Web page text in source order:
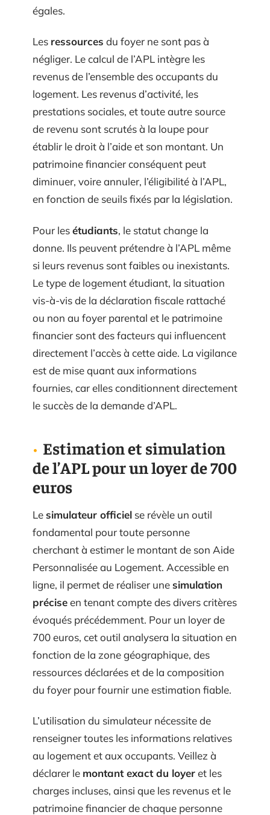
égales.
Les ressources du foyer ne sont pas à
négliger. Le calcul de l’APL intègre les
revenus de l’ensemble des occupants du
logement. Les revenus d’activité, les
prestations sociales, et toute autre source
de revenu sont scrutés à la loupe pour
établir le droit à l’aide et son montant. Un
patrimoine financier conséquent peut
diminuer, voire annuler, l’éligibilité à l’APL,
en fonction de seuils fixés par la législation.
Pour lesétudiants, le statut change la
donne. Ils peuvent prétendre à l’APL même
si leurs revenus sont faibles ou inexistants.
Le type de logement étudiant, la situation
vis-à-vis de la déclaration fiscale rattaché
ou non au foyer parental et le patrimoine
financier sont des facteurs qui influencent
directement l’accès à cette aide. La vigilance
est de mise quant aux informations
fournies, car elles conditionnent directement
le succès de la demande d’APL.
Estimation et simulation
de l’APL pour un loyer de 700
euros
Lesimulateur officiel se révèle un outil
fondamental pour toute personne
cherchant à estimer le montant de son Aide
Personnalisée au Logement. Accessible en
ligne, il permet de réaliser unesimulation
préciseen tenant compte des divers critères
évoqués précédemment. Pour un loyer de
700 euros, cet outil analysera la situation en
fonction de la zone géographique, des
ressources déclarées et de la composition
du foyer pour fournir une estimation fiable.
L’utilisation du simulateur nécessite de
renseigner toutes les informations relatives
au logement et aux occupants. Veillez à
déclarer le montant exact du loyeret les
charges incluses, ainsi que les revenus et le
patrimoine financier de chaque personne